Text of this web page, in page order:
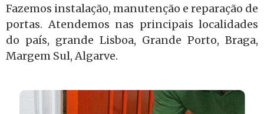
Fazemos instalação, manutenção e reparação de
portas. Atendemos nas principais localidades
do país, grande Lisboa, Grande Porto, Braga,
Margem Sul, Algarve.